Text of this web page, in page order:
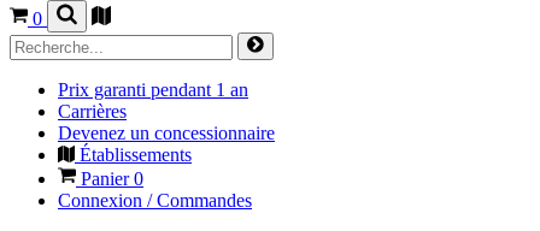
0
Prix garanti pendant 1 an
Carrières
Devenez un concessionnaire
Établissements
Panier0
Connexion / Commandes